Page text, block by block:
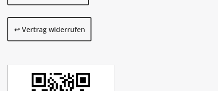
↩️ Vertrag widerrufen